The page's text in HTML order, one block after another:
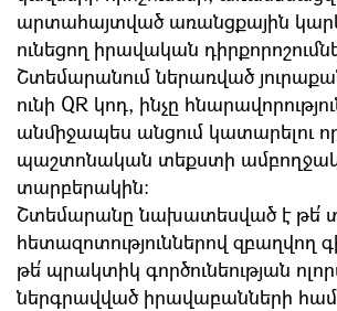
արտահայտված առանցքային
ունեցող իրավական
Շտեմարանում ներառված
ունի QR կոդ, ինչը
անմիջապես անցում կատարելու
պաշտոնական տեքստի
տարբերակին:
Շտեմարանը նախատեսված է թե՛
հետազոտություններով զբաղվող
թե՛ պրակտիկ գործունեության
ներգրավված իրավաբանների